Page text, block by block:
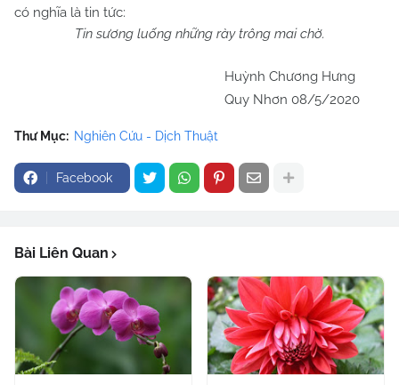
có nghĩa là tin tức:
Tin sương luống những rày trông mai chờ.
Huỳnh Chương Hưng
Quy Nhơn 08/5/2020
Thư Mục: Nghiên Cứu - Dịch Thuật
Facebook
Bài Liên Quan